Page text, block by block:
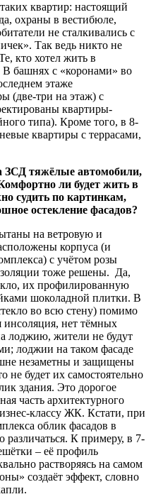
квартир: настоящий
охраны в вестибюле,
не сталкивались с
Так ведь никто не
кто хотел жить в
В башнях с «коронами» во
этаже
(две-три на этаж) с
квартиры-
типа). Кроме того, в 8-
квартиры с террасами,
ЗСД тяжёлые автомобили,
ли будет жить в
судить по картинкам,
остекление фасадов?
на ветровую и
корпуса (и
с учётом розы
тоже решены. Да,
их профилированную
шоколадной плитки. В
во всю стену) помимо
инсоляция, нет тёмных
лоджию, жители не будут
лоджии на таком фасаде
незаметны и защищены
не будет их самостоятельно
здания. Это дорогое
часть архитектурного
классу ЖК. Кстати, при
облик фасадов в
различаться. К примеру, в 7-
– её профиль
растворяясь на самом
создаёт эффект, словно